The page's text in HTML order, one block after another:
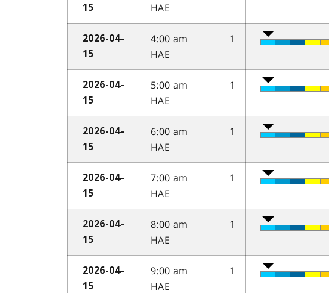
15
HAE
2026-04-
15
4:00 am
HAE
1
2026-04-
15
5:00 am
HAE
1
2026-04-
15
6:00 am
HAE
1
2026-04-
15
7:00 am
HAE
1
2026-04-
15
8:00 am
HAE
1
2026-04-
15
9:00 am
HAE
1